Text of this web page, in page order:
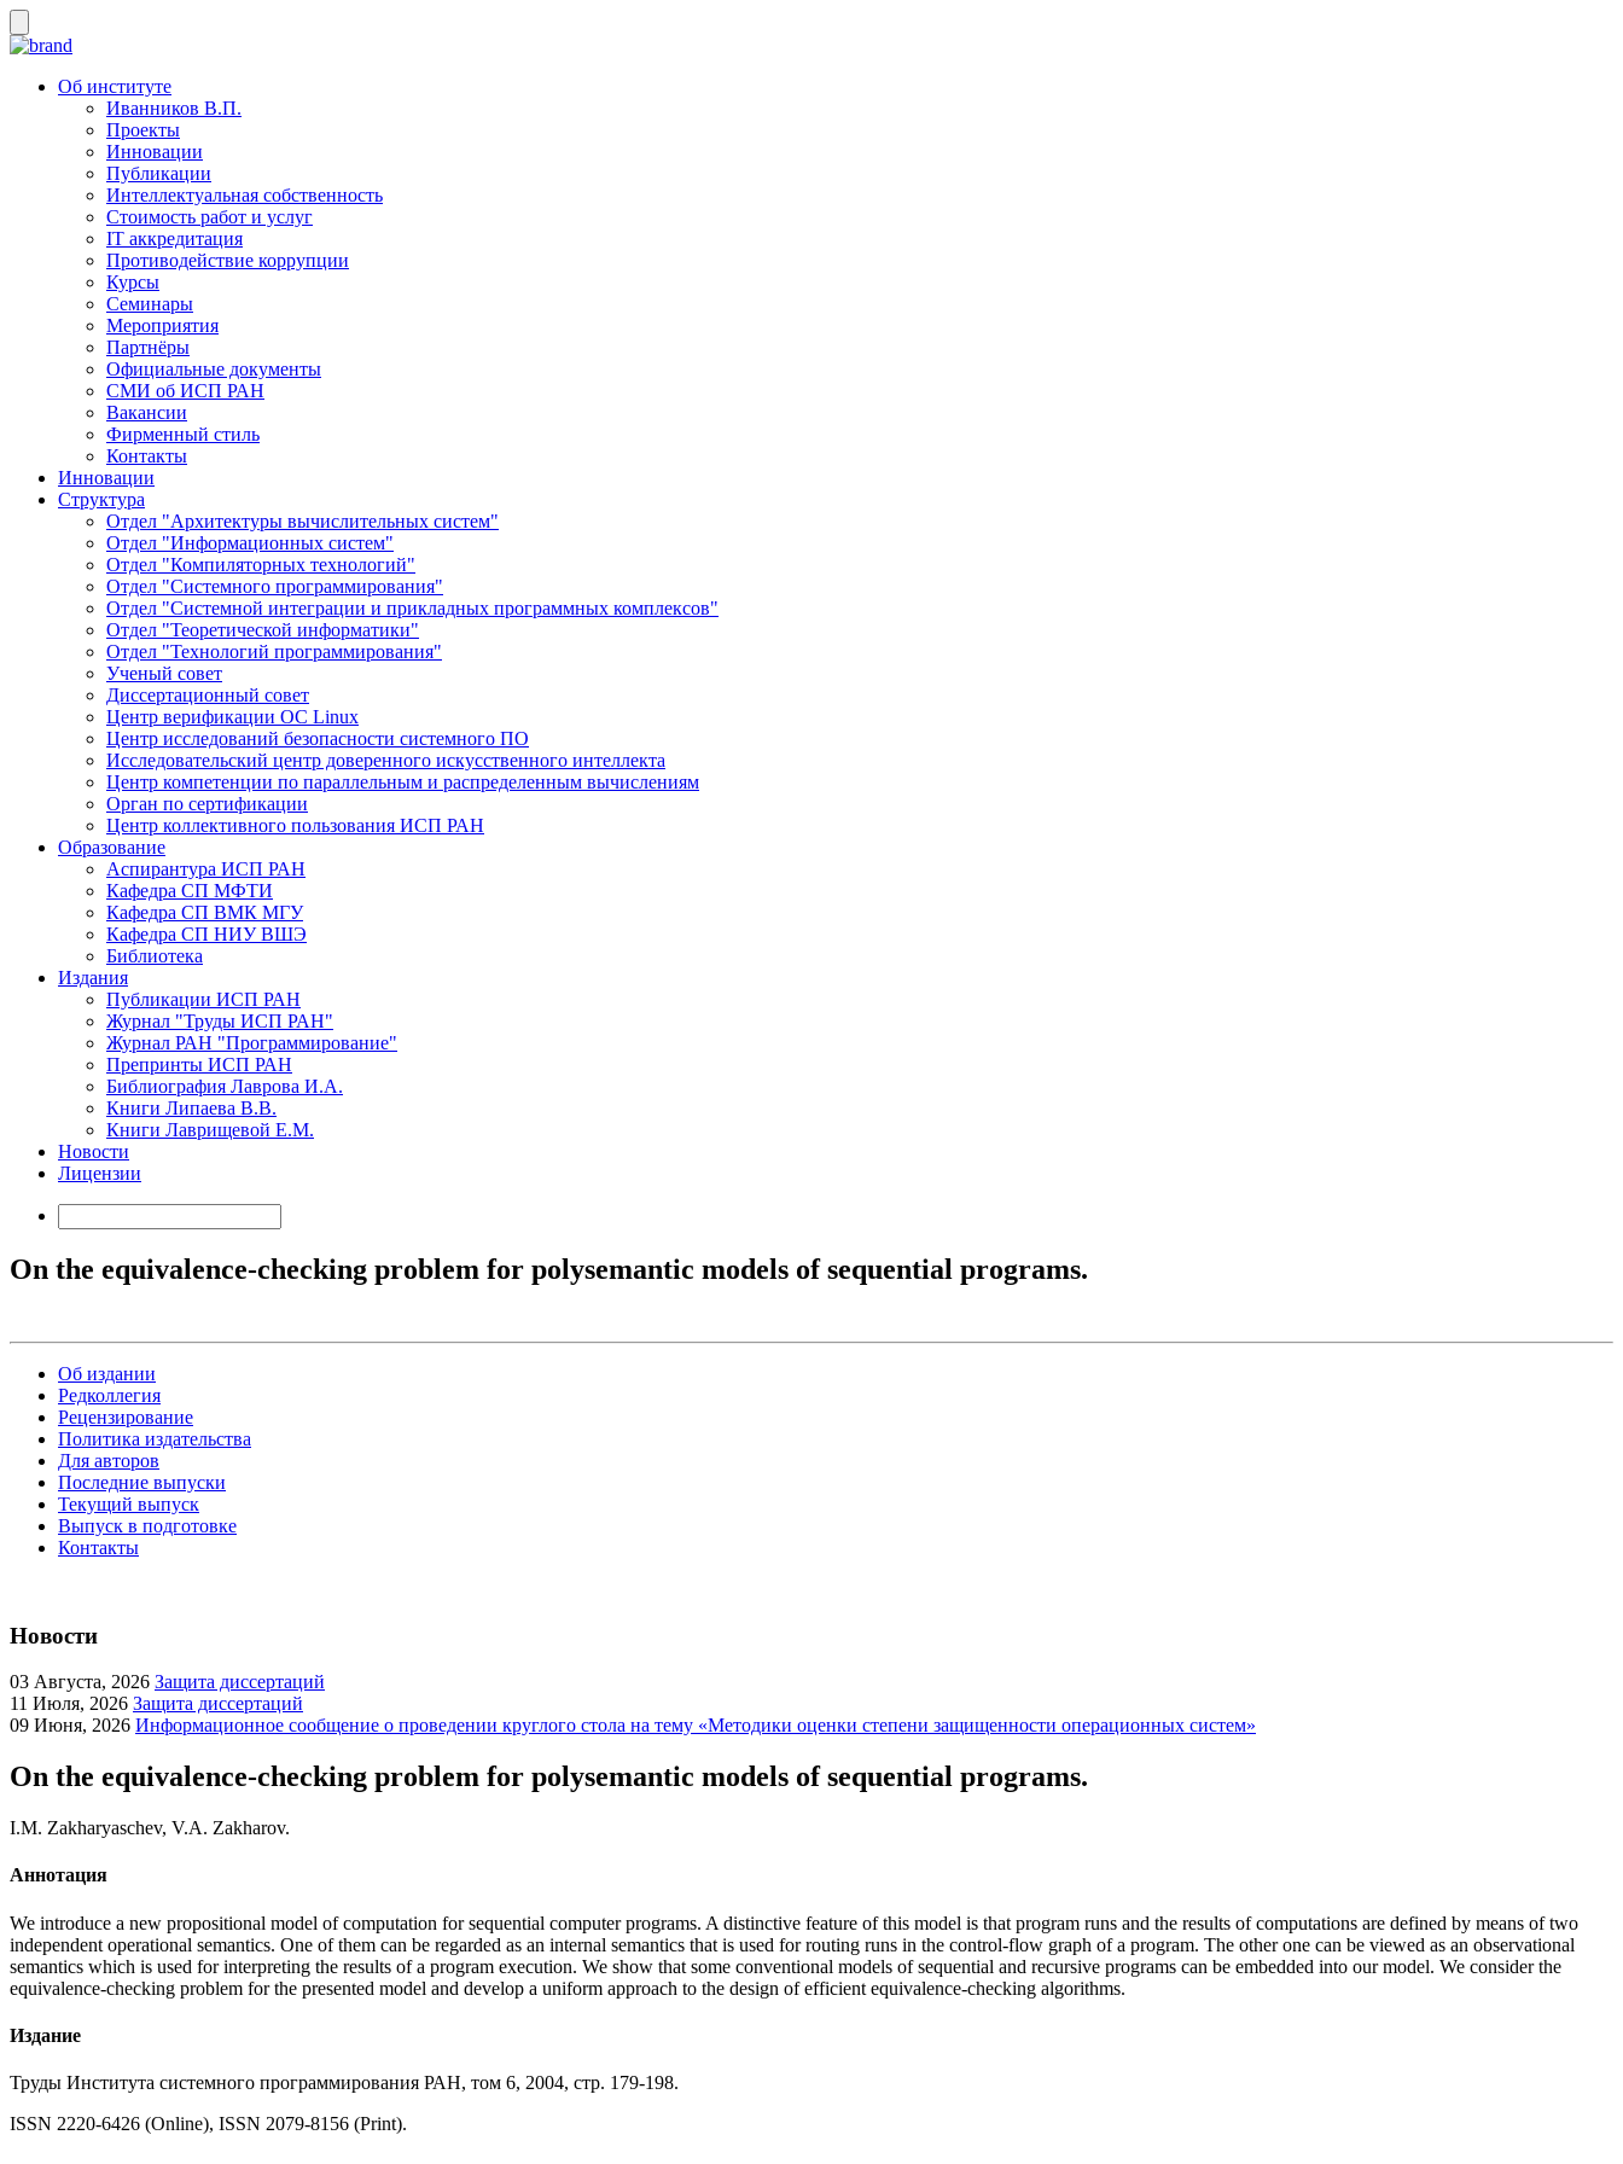
Об институте
Иванников В.П.
Проекты
Инновации
Публикации
Интеллектуальная собственность
Стоимость работ и услуг
IT аккредитация
Противодействие коррупции
Курсы
Семинары
Мероприятия
Партнёры
Официальные документы
СМИ об ИСП РАН
Вакансии
Фирменный стиль
Контакты
Инновации
Структура
Отдел "Архитектуры вычислительных систем"
Отдел "Информационных систем"
Отдел "Компиляторных технологий"
Отдел "Системного программирования"
Отдел "Системной интеграции и прикладных программных комплексов"
Отдел "Теоретической информатики"
Отдел "Технологий программирования"
Ученый совет
Диссертационный совет
Центр верификации ОС Linux
Центр исследований безопасности системного ПО
Исследовательский центр доверенного искусственного интеллекта
Центр компетенции по параллельным и распределенным вычислениям
Орган по сертификации
Центр коллективного пользования ИСП РАН
Образование
Аспирантура ИСП РАН
Кафедра СП МФТИ
Кафедра СП ВМК МГУ
Кафедра СП НИУ ВШЭ
Библиотека
Издания
Публикации ИСП РАН
Журнал "Труды ИСП РАН"
Журнал РАН "Программирование"
Препринты ИСП РАН
Библиография Лаврова И.А.
Книги Липаева В.В.
Книги Лаврищевой Е.М.
Новости
Лицензии
On the equivalence-checking problem for polysemantic models of sequential programs.
Об издании
Редколлегия
Рецензирование
Политика издательства
Для авторов
Последние выпуски
Текущий выпуск
Выпуск в подготовке
Контакты
Новости
03 Августа, 2026 Защита диссертаций
11 Июля, 2026 Защита диссертаций
09 Июня, 2026 Информационное сообщение о проведении круглого стола на тему «Методики оценки степени защищенности операционных систем»
On the equivalence-checking problem for polysemantic models of sequential programs.
I.M. Zakharyaschev, V.A. Zakharov.
Аннотация
We introduce a new propositional model of computation for sequential computer programs. A distinctive feature of this model is that program runs and the results of computations are defined by means of two
independent operational semantics. One of them can be regarded as an internal semantics that is used for routing runs in the control-flow graph of a program. The other one can be viewed as an observational
semantics which is used for interpreting the results of a program execution. We show that some conventional models of sequential and recursive programs can be embedded into our model. We consider the
equivalence-checking problem for the presented model and develop a uniform approach to the design of efficient equivalence-checking algorithms.
Издание
Труды Института системного программирования РАН, том 6, 2004, стр. 179-198.
ISSN 2220-6426 (Online), ISSN 2079-8156 (Print).